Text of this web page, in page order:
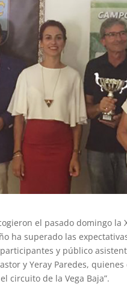
el pasado domingo la
ha superado las
y público
y Yeray Paredes,
circuito de la Vega Baja”.